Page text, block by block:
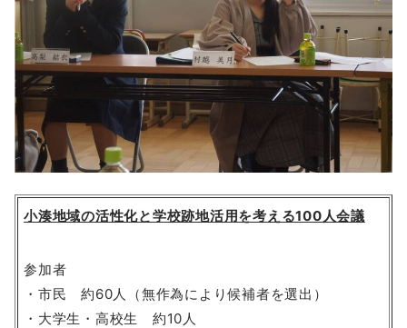
小湊地域の活性化と学校跡地活用を考える100人会議
参加者
・市民 約60人（無作為により候補者を選出）
・大学生・高校生 約10人